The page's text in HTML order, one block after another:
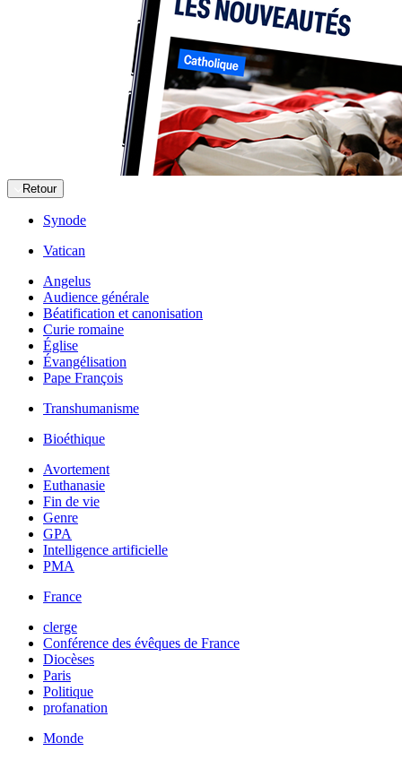
Retour
Synode
Vatican
Angelus
Audience générale
Béatification et canonisation
Curie romaine
Église
Évangélisation
Pape François
Transhumanisme
Bioéthique
Avortement
Euthanasie
Fin de vie
Genre
GPA
Intelligence artificielle
PMA
France
clerge
Conférence des évêques de France
Diocèses
Paris
Politique
profanation
Monde